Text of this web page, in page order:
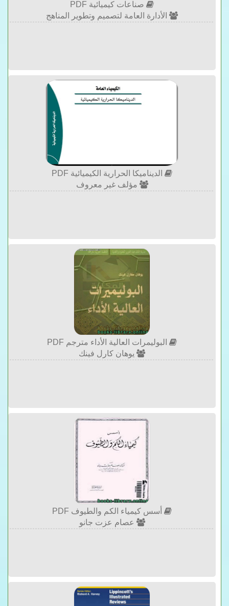
صناعات كيميائية PDF
الأدارة العامة لتصميم وتطوير المناهج
الديناميكا الحرارية الكيميائية PDF
مؤلف غير معروف
البوليمرات العالية الأداء مترجم PDF
يوهان كارل فينك
أسس كيمياء الكم والطيوف PDF
عصام عزت جانو